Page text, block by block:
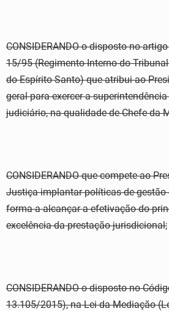
CONSIDERANDO o disposto no
15/95 (Regimento Interno do
do Espírito Santo) que atribui ao
geral para exercer a
judiciário, na qualidade de Chefe da
CONSIDERANDO que compete ao
Justiça implantar políticas de gestão
forma a alcançar a efetivação do
excelência da prestação jurisdicional;
CONSIDERANDO o disposto no
13.105/2015), na Lei da Mediação